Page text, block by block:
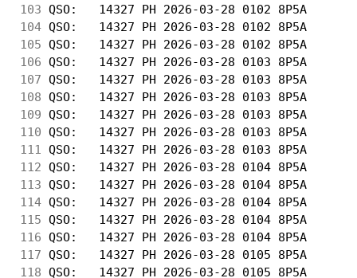
103 QSO:   14327 PH 2026-03-28 0102
104 QSO:   14327 PH 2026-03-28 0102
105 QSO:   14327 PH 2026-03-28 0102
106 QSO:   14327 PH 2026-03-28 0103
107 QSO:   14327 PH 2026-03-28 0103
108 QSO:   14327 PH 2026-03-28 0103
109 QSO:   14327 PH 2026-03-28 0103
110 QSO:   14327 PH 2026-03-28 0103
111
QSO:   14327 PH 2026-03-28 0103
112 QSO:   14327 PH 2026-03-28 0104
113 QSO:   14327 PH 2026-03-28 0104
114 QSO:   14327 PH 2026-03-28 0104
115 QSO:   14327 PH 2026-03-28 0104
116 QSO:   14327 PH 2026-03-28 0104
117 QSO:   14327 PH 2026-03-28 0105
118 QSO:   14327 PH 2026-03-28 0105